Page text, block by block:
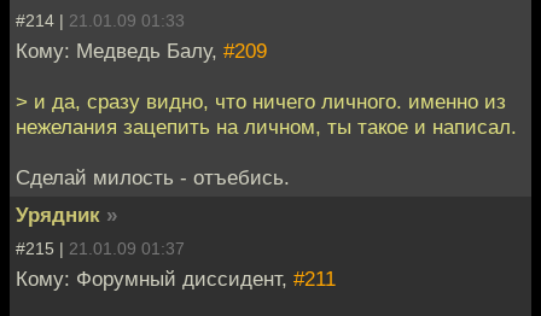
#214 | 21.01.09 01:33
Кому: Медведь Балу, #209
> и да, сразу видно, что ничего личного. именно из
нежелания зацепить на личном, ты такое и написал.
Сделай милость - отъебись.
Урядник »
#215 | 21.01.09 01:37
Кому: Форумный диссидент, #211